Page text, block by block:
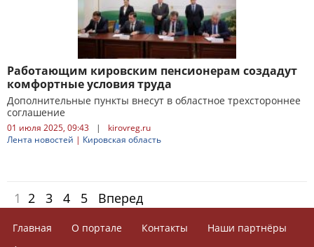
Работающим кировским пенсионерам создадут
комфортные условия труда
Дополнительные пункты внесут в областное трехстороннее
соглашение
01 июля 2025, 09:43 |
kirovreg.ru
Лента новостей | Кировская область
1 2 3 4 5 Вперед
Главная О портале Контакты
Наши партнёры